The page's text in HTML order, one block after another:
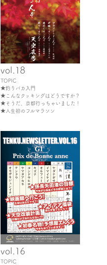
vol.18
TOPIC
★釣りバカ入門
★こんなクッキングはどうですか？
★そうだ、京都行っちゃいました！
★人生初のフルマラソン
vol.16
TOPIC